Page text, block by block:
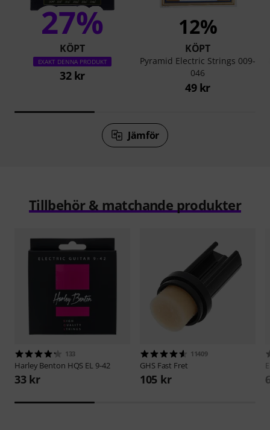
27%
KÖPT
EXAKT DENNA PRODUKT
32 kr
12%
KÖPT
Pyramid Electric Strings 009-
046
49 kr
Jämför
Tillbehör & matchande produkter
133
Harley Benton HQS EL 9-42
33 kr
11409
GHS Fast Fret
105 kr